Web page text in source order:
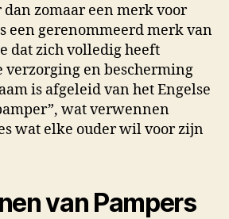
dan zomaar een merk voor
een gerenommeerd merk van
dat zich volledig heeft
verzorging en bescherming
is afgeleid van het Engelse
wat verwennen
wat elke ouder wil voor zijn
van Pampers